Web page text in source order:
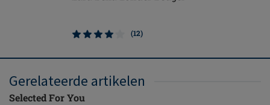
(12)
Gerelateerde artikelen
Selected For You